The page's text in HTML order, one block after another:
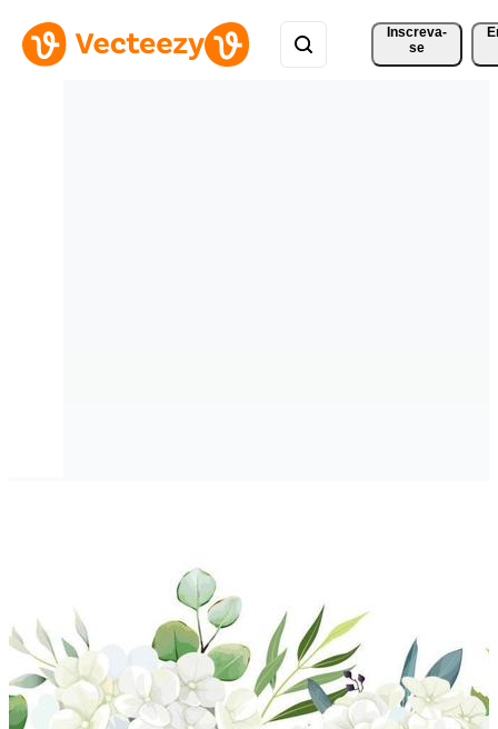
Inscreva-
se